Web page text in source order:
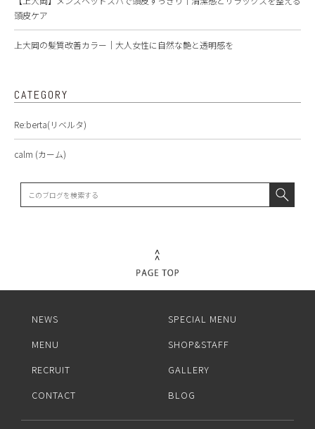
頭皮ケア
上大岡の髪質改善カラー｜大人女性に自然な艶と透明感を
CATEGORY
Re:berta(リベルタ)
calm (カーム)
NEWS
SPECIAL MENU
MENU
SHOP&STAFF
RECRUIT
GALLERY
CONTACT
BLOG